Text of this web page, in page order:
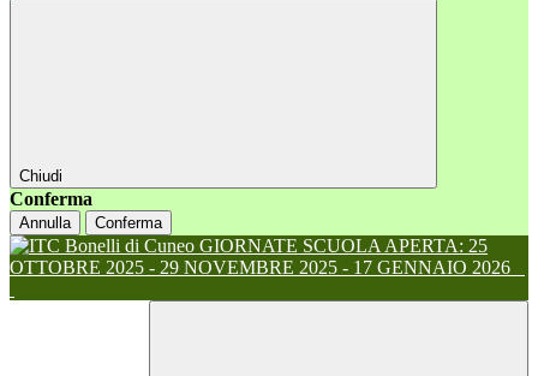
Chiudi
Conferma
Annulla Conferma
GIORNATE SCUOLA APERTA: 25
OTTOBRE 2025 - 29 NOVEMBRE 2025 - 17 GENNAIO 2026